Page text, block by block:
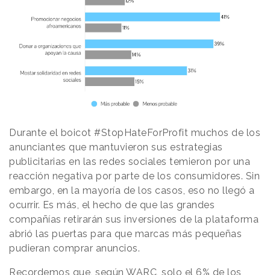
Durante el boicot #StopHateForProfit muchos de los
anunciantes que mantuvieron sus estrategias
publicitarias en las redes sociales temieron por una
reacción negativa por parte de los consumidores. Sin
embargo, en la mayoría de los casos, eso no llegó a
ocurrir. Es más, el hecho de que las grandes
compañías retirarán sus inversiones de la plataforma
abrió las puertas para que marcas más pequeñas
pudieran comprar anuncios.
Recordemos que, según WARC, solo el 6% de los